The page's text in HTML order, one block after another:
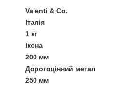
Valenti & Co.
Італія
1 кг
Ікона
200 мм
Дорогоцінний метал
250 мм